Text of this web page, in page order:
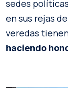
sedes
en sus rejas
veredas
haciendo